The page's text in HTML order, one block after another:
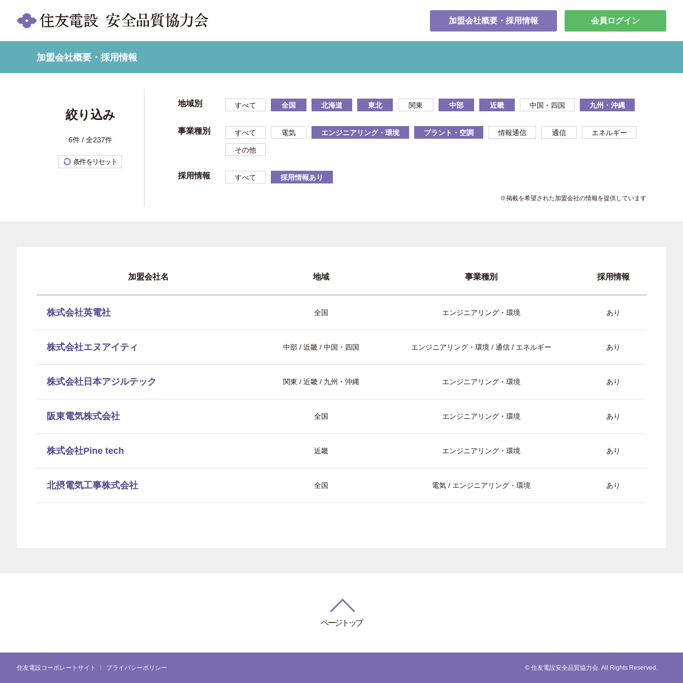
加盟会社概要・採用情報 会員ログイン
加盟会社概要・採用情報
絞り込み
6件 / 全237件
条件をリセット
地域別 すべて 全国 北海道 東北 関東 中部 近畿 中国・四国 九州・沖縄
事業種別 すべて 電気 エンジニアリング・環境 プラント・空調 情報通信 通信 エネルギー
その他
採用情報 すべて 採用情報あり
※掲載を希望された加盟会社の情報を提供しています
加盟会社名 地域 事業種別 採用情報
株式会社英電社 全国 エンジニアリング・環境 あり
株式会社エヌアイティ 中部 / 近畿 / 中国・四国 エンジニアリング・環境 / 通信 / エネルギー あり
株式会社日本アジルテック 関東 / 近畿 / 九州・沖縄 エンジニアリング・環境 あり
阪東電気株式会社 全国 エンジニアリング・環境 あり
株式会社Pine tech 近畿 エンジニアリング・環境 あり
北摂電気工事株式会社 全国 電気 / エンジニアリング・環境 あり
ページトップ
住友電設コーポレートサイト プライバシーポリシー © 住友電設安全品質協力会. All Rights Reserved.